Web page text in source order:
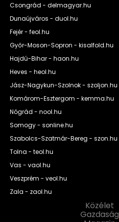
Csongrád - delmagyar.hu
Dunaújváros - duol.hu
Fejér - feol.hu
Győr-Moson-Sopron - kisalfold.hu
Hajdú-Bihar - haon.hu
Heves - heol.hu
Jász-Nagykun-Szolnok - szoljon.hu
Komárom-Esztergom - kemma.hu
Nógrád - nool.hu
Somogy - sonline.hu
Szabolcs-Szatmár-Bereg - szon.hu
Tolna - teol.hu
Vas - vaol.hu
Veszprém - veol.hu
Zala - zaol.hu
Közélet
Gazdaság